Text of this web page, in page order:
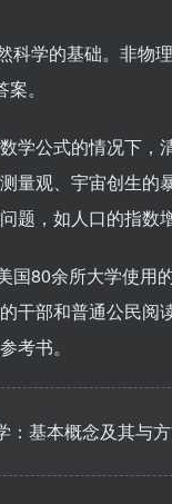
学的基础。非物理
。
公式的情况下，清
量观、宇宙创生的
题，如人口的指数
80余所大学使用
干部和普通公民阅
考书。
：基本概念及其与